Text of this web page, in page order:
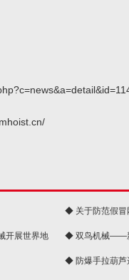
◆ 关于防范假冒
开展世界地 ◆ 双鸟机械——
◆ 防爆手拉葫芦